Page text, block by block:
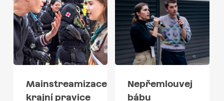
Mainstreamizace
krajní pravice
Nepřemlouvej
bábu